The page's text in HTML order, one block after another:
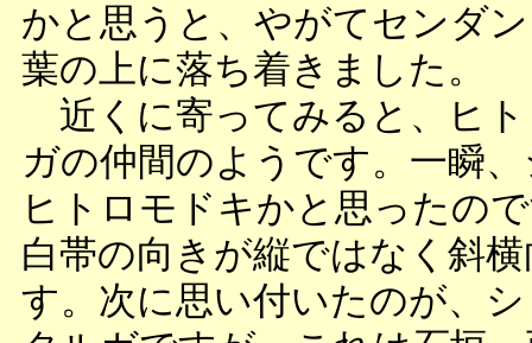
かと思うと、やがてセンダ
葉の上に落ち着きました。
近くに寄ってみると、ヒ
ガの仲間のようです。一瞬
ヒトロモドキかと思ったの
白帯の向きが縦ではなく斜
す。次に思い付いたのが、